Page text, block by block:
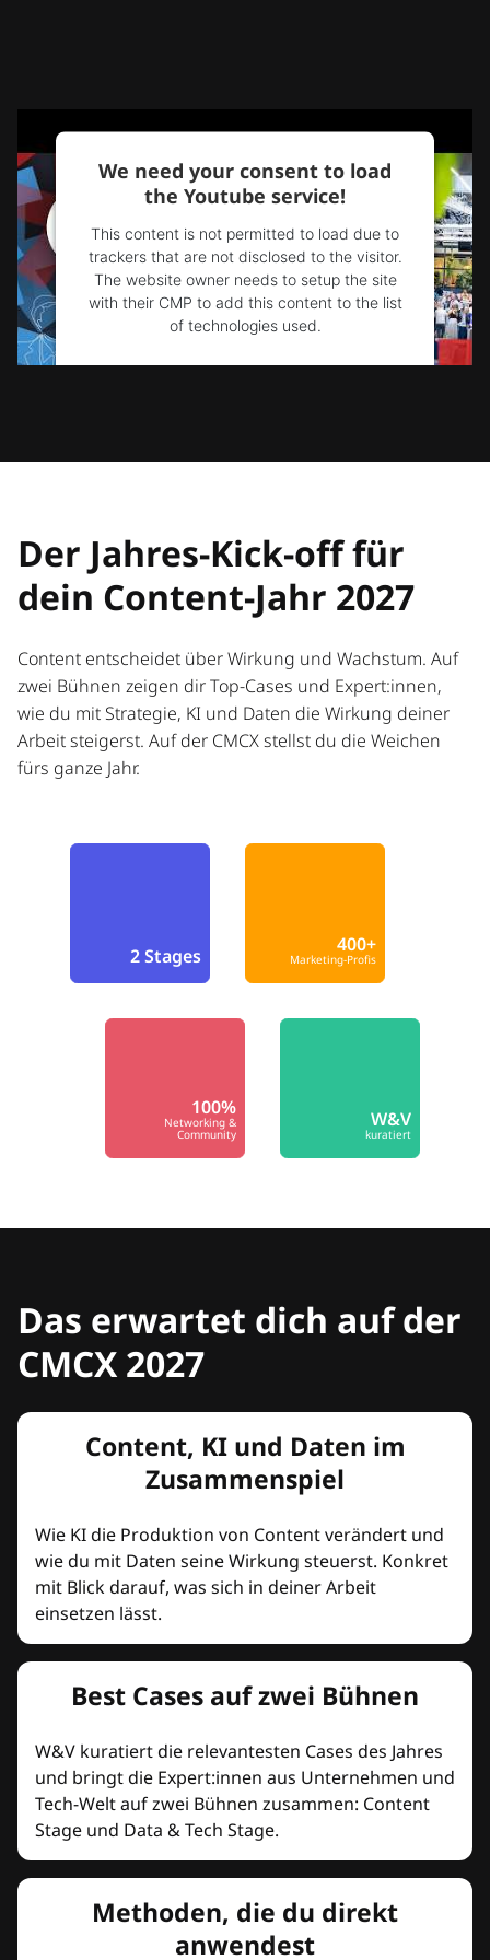
We need your consent to load
the Youtube service!
This content is not permitted to load due to
trackers that are not disclosed to the visitor.
The website owner needs to setup the site
with their CMP to add this content to the list
of technologies used.
Powered byUsercentrics Consent
Der Jahres-Kick-off für
dein Content-Jahr 2027
Content entscheidet über Wirkung und Wachstum. Auf
zwei Bühnen zeigen dir Top-Cases und Expert:innen,
wie du mit Strategie, KI und Daten die Wirkung deiner
Arbeit steigerst. Auf der CMCX stellst du die Weichen
fürs ganze Jahr.
2 Stages 400+
Marketing-Profis
100%
Networking &
Community
W&V
kuratiert
Das erwartet dich auf der
CMCX 2027
Content, KI und Daten im
Zusammenspiel
Wie KI die Produktion von Content verändert und
wie du mit Daten seine Wirkung steuerst. Konkret
mit Blick darauf, was sich in deiner Arbeit
einsetzen lässt.
Best Cases auf zwei Bühnen
W&V kuratiert die relevantesten Cases des Jahres
und bringt die Expert:innen aus Unternehmen und
Tech-Welt auf zwei Bühnen zusammen: Content
Stage und Data & Tech Stage.
Methoden, die du direkt
anwendest